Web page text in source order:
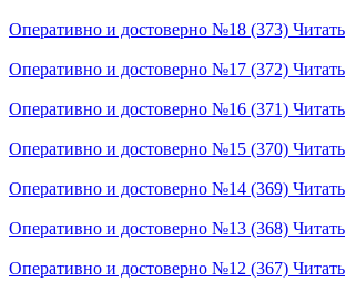
Оперативно и достоверно №18 (373) Читать
Оперативно и достоверно №17 (372) Читать
Оперативно и достоверно №16 (371) Читать
Оперативно и достоверно №15 (370) Читать
Оперативно и достоверно №14 (369) Читать
Оперативно и достоверно №13 (368) Читать
Оперативно и достоверно №12 (367) Читать